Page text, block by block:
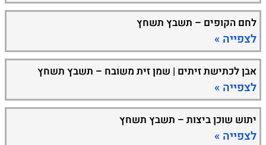
לחם הקופים – תשבץ תשחץ
לצפייה »
אבן לכתישת זיתים | שמן זית משובח – תשבץ תשחץ
לצפייה »
יתוש שוכן ביצות – תשבץ תשחץ
לצפייה »